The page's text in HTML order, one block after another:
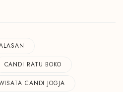
CANDI RATU BOKO
CANDI JOGJA